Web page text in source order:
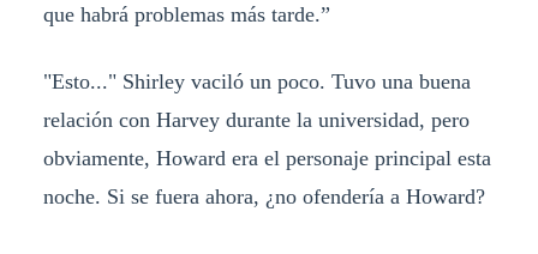
que habrá problemas más tarde.”
"Esto..." Shirley vaciló un poco. Tuvo una buena
relación con Harvey durante la universidad, pero
obviamente, Howard era el personaje principal esta
noche. Si se fuera ahora, ¿no ofendería a Howard?